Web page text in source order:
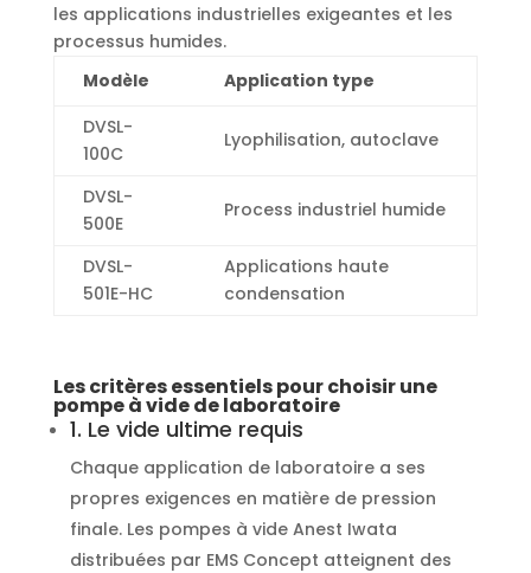
les applications industrielles exigeantes et les
processus humides.
Modèle
Application type
DVSL-
100C
Lyophilisation, autoclave
DVSL-
500E
Process industriel humide
DVSL-
501E-HC
Applications haute
condensation
Les critères essentiels pour choisir une
pompe à vide de laboratoire
1. Le vide ultime requis
Chaque application de laboratoire a ses
propres exigences en matière de pression
finale. Les pompes à vide Anest Iwata
distribuées par EMS Concept atteignent des